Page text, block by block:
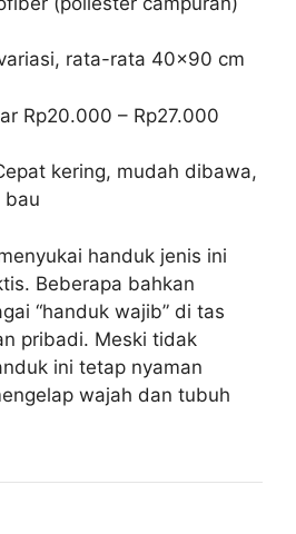
rata-rata 40×90 cm
Rp20.000 – Rp27.000
kering, mudah dibawa,
bau
handuk jenis ini
Beberapa bahkan
“handuk wajib” di tas
pribadi. Meski tidak
ini tetap nyaman
wajah dan tubuh